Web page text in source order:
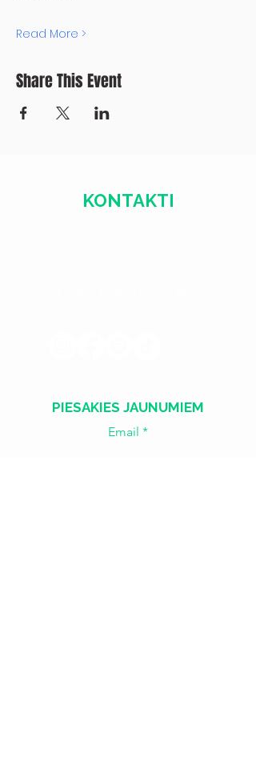
Read More >
Share This Event
KONTAKTI
PIESAKIES JAUNUMIEM
Email